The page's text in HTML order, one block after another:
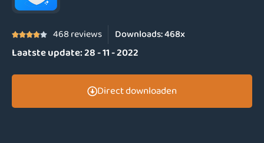
 468 reviews Downloads:468x
Laatste update:28 - 11 - 2022
Direct downloaden